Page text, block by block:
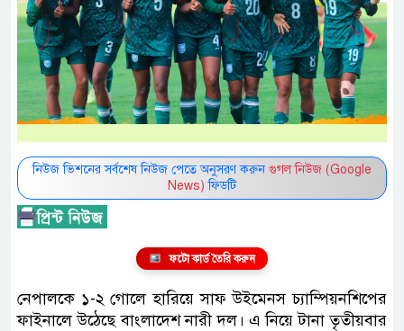
নিউজ ভিশনের সর্বশেষ নিউজ পেতে অনুসরণ করুন গুগল নিউজ (Google
News) ফিডটি
ফটো কার্ড তৈরি করুন
নেপালকে ১-২ গোলে হারিয়ে সাফ উইমেনস চ্যাম্পিয়নশিপের
ফাইনালে উঠেছে বাংলাদেশ নারী দল। এ নিয়ে টানা তৃতীয়বার